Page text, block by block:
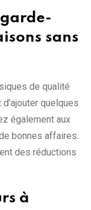
sans
de qualité
quelques
également aux
bonnes affaires.
des réductions
à